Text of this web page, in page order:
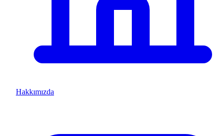
Hakkımızda